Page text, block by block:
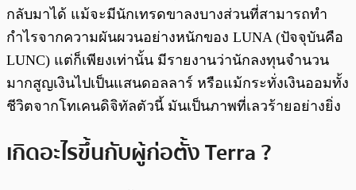
กลับมาได้ แม้จะมีนักเทรดขาลงบางส่วนที่สามารถทำ
กำไรจากความผันผวนอย่างหนักของ LUNA (ปัจจุบันคือ
LUNC) แต่ก็เพียงเท่านั้น มีรายงานว่านักลงทุนจำนวน
มากสูญเงินไปเป็นแสนดอลลาร์ หรือแม้กระทั่งเงินออมทั้ง
ชีวิตจากโทเคนดิจิทัลตัวนี้ มันเป็นภาพที่เลวร้ายอย่างยิ่ง
เกิดอะไรขึ้นกับผู้ก่อตั้ง Terra ?